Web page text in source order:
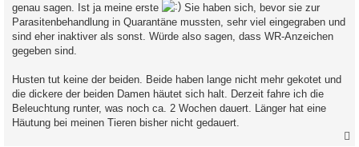
genau sagen. Ist ja meine erste
Sie haben sich, bevor sie zur
Parasitenbehandlung in Quarantäne mussten, sehr viel eingegraben und
sind eher inaktiver als sonst. Würde also sagen, dass WR-Anzeichen
gegeben sind.
Husten tut keine der beiden. Beide haben lange nicht mehr gekotet und
die dickere der beiden Damen häutet sich halt. Derzeit fahre ich die
Beleuchtung runter, was noch ca. 2 Wochen dauert. Länger hat eine
Häutung bei meinen Tieren bisher nicht gedauert.